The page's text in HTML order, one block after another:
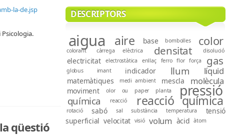
la-de.jsp
Psicologia.
qüestió
DESCRIPTORS
aigua aire base bombolles color
colorant càrrega elèctrica densitat disolució
electricitat electrostàtica enllaç ferro flor força gas
globus imant indicador llum líquid
matemàtiques medi ambient mescla molècula
moviment olor ou paper planta pressió
química reacció reacció química
rotació sabó sal substància temperatura
tensió
superficial velocitat visió volum àcid àtom